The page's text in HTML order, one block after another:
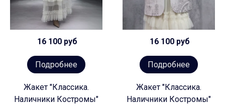
16 100 руб
Подробнее
Жакет "Классика.
Наличники Костромы"
16 100 руб
Подробнее
Жакет "Классика.
Наличники Костромы"